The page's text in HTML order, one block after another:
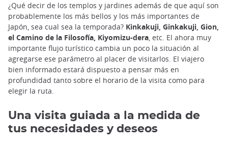
¿Qué decir de los templos y jardines además de que aquí son
probablemente los más bellos y los más importantes de
Japón, sea cual sea la temporada? Kinkakuji, Ginkakuji, Gion,
el Camino de la Filosofía, Kiyomizu-dera, etc. El ahora muy
importante flujo turístico cambia un poco la situación al
agregarse ese parámetro al placer de visitarlos. El viajero
bien informado estará dispuesto a pensar más en
profundidad tanto sobre el horario de la visita como para
elegir la ruta.
Una visita guiada a la medida de
tus necesidades y deseos